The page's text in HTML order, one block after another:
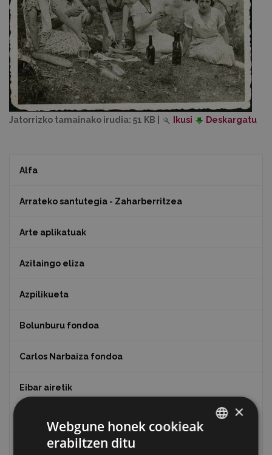
Jatorrizko tamainako irudia: 51 KB Ikusi Deskargatu
Alfa
Arrateko santutegia - Zaharberritzea
Arte aplikatuak
Azitaingo eliza
Azpilikueta
Bolunburu fondoa
Carlos Narbaiza fondoa
Eibar airetik
Eibarko baserriak
×
Webgune honek cookieak
erabiltzen ditu